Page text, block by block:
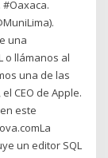
#Oaxaca.
una
o llámanos al
una de las
CEO de Apple.
este
un editor SQL